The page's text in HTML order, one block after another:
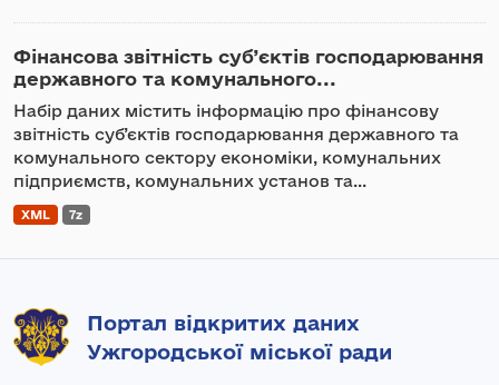
Фінансова звітність суб’єктів господарювання
державного та комунального...
Набір даних містить інформацію про фінансову
звітність суб’єктів господарювання державного та
комунального сектору економіки, комунальних
підприємств, комунальних установ та...
XML 7z
Портал відкритих даних
Ужгородської міської ради